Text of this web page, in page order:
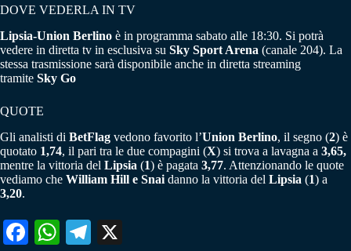
DOVE VEDERLA IN TV
Lipsia-Union Berlino è in programma sabato alle 18:30. Si potrà
vedere in diretta tv in esclusiva su Sky Sport Arena (canale 204). La
stessa trasmissione sarà disponibile anche in diretta streaming
tramite Sky Go
QUOTE
Gli analisti di BetFlag vedono favorito l’Union Berlino, il segno (2) è
quotato 1,74, il pari tra le due compagini (X) si trova a lavagna a 3,65,
mentre la vittoria del Lipsia (1) è pagata 3,77. Attenzionando le quote
vediamo che William Hill e Snai danno la vittoria del Lipsia (1) a
3,20.
Fa W
Te